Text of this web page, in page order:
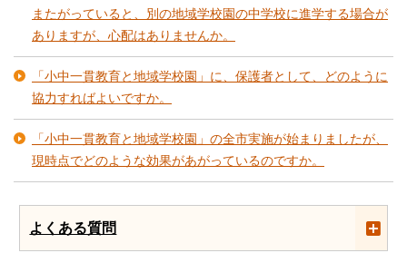
またがっていると、別の地域学校園の中学校に進学する場合が
ありますが、心配はありませんか。
「小中一貫教育と地域学校園」に、保護者として、どのように
協力すればよいですか。
「小中一貫教育と地域学校園」の全市実施が始まりましたが、
現時点でどのような効果があがっているのですか。
よくある質問